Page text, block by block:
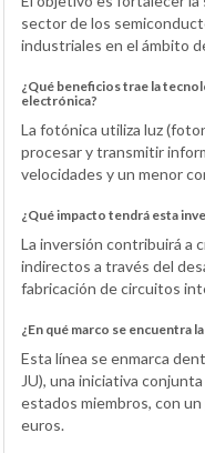
sector de los
industriales en el ámbito
¿Qué beneficios trae la
electrónica?
La fotónica utiliza luz
procesar y transmitir
velocidades y un menor
¿Qué impacto tendrá esta
La inversión contribuirá a
indirectos a través del
fabricación de circuitos
¿En qué marco se encuentra
Esta línea se enmarca
JU), una iniciativa
estados miembros, con
euros.